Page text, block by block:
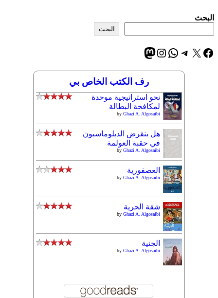
البحث
البحث
فيسبوك
إكستيليجرام
واتساب
إنستجرام
ماستودون
رف الكتب الخاص بي
نحو استراتيجية موحدة
لمكافحة البطالة
by Ghazi A. Algosaibi
هل ينقرض الدبلوماسيون
في حقبة العولمة
by Ghazi A. Algosaibi
العصفورية
by Ghazi A. Algosaibi
شقة الحرية
by Ghazi A. Algosaibi
الجنية
by Ghazi A. Algosaibi